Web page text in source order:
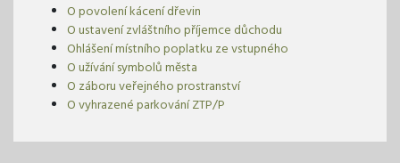
O povolení kácení dřevin
O ustavení zvláštního příjemce důchodu
Ohlášení místního poplatku ze vstupného
O užívání symbolů města
O záboru veřejného prostranství
O vyhrazené parkování ZTP/P